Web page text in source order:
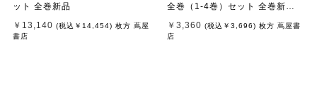
ット 全巻新品
￥13,140 (税込 ￥14,454) 枚方 蔦屋
書店
全巻（1-4巻）セット 全巻新品 /
￥3,360 (税込 ￥3,696) 枚方 蔦屋書
店